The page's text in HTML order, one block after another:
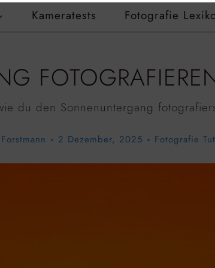
Kameratests Fotografie
du den Sonnenuntergang
2 Dezember, 2025 Fotografie